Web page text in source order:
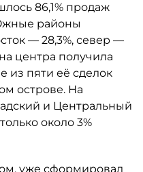
86,1% продаж
районы
— 28,3%, север —
центра получила
из пяти её сделок
острове. На
и Центральный
около 3%
уже сформировал